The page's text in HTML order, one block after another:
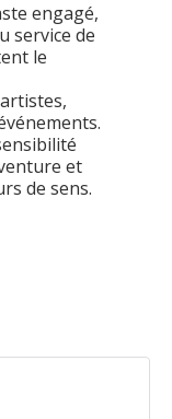
engagé,
service de
le
et
de sens.